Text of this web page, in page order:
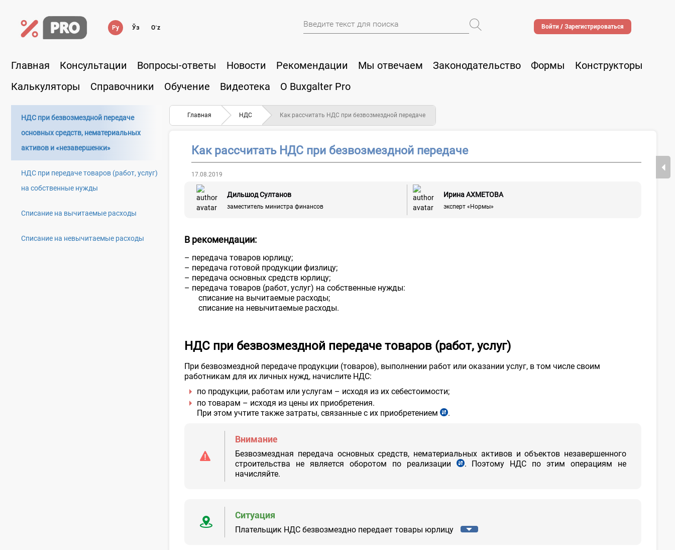
Ру Ўз Oʻz Войти / Зарегистрироваться
Главная Консультации Вопросы-ответы Новости Рекомендации Мы отвечаем Законодательство Формы
Конструкторы
Калькуляторы
Справочники Обучение Видеотека О Buxgalter Pro
НДС при безвозмездной передаче
основных средств, нематериальных
активов и «незавершенки»
НДС при передаче товаров (работ, услуг)
на собственные нужды
Списание на вычитаемые расходы
Списание на невычитаемые расходы
Главная НДС Как рассчитать НДС при безвозмездной передаче
Как рассчитать НДС при безвозмездной передаче
17.08.2019
Дильшод Султанов
заместитель министра финансов
Ирина АХМЕТОВА
эксперт «Нормы»
В рекомендации:
– передача товаров юрлицу;
– передача готовой продукции физлицу;
– передача основных средств юрлицу;
– передача товаров (работ, услуг) на собственные нужды:
списание на вычитаемые расходы;
списание на невычитаемые расходы.
НДС при безвозмездной передаче товаров (работ, услуг)
При безвозмездной передаче продукции (товаров), выполнении работ или оказании услуг, в том числе своим
работникам для их личных нужд, начислите НДС:
по продукции, работам или услугам – исходя из их себестоимости;
по товарам – исходя из цены их приобретения.
При этом учтите также затраты, связанные с их приобретением
.
Внимание
Безвозмездная передача основных средств, нематериальных активов и объектов незавершенного
строительства не является оборотом по реализации
п.
НК
. Поэтому НДС по этим операциям не
начисляйте.
Ситуация
Плательщик НДС безвозмездно передает товары юрлицу